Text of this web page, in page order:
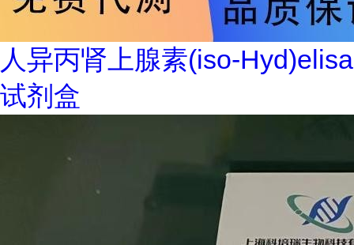
人异丙肾上腺素(iso-Hyd)elisa
试剂盒